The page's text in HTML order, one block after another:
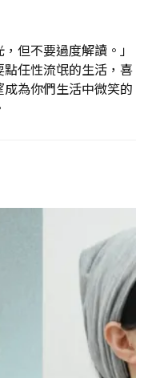
但不要過度解讀。」
任性流氓的生活，喜
為你們生活中微笑的